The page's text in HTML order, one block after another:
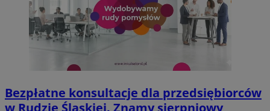
Bezpłatne konsultacje dla przedsiębiorców
w Rudzie Śląskiej. Znamy sierpniowy